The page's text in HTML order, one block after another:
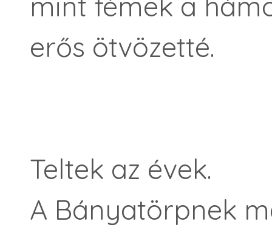
erős ötvözetté.
Teltek az évek.
A Bányatörpnek